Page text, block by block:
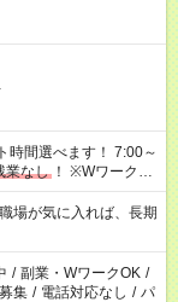
業なし ！ ※Wワークの
業はご案内できませ
会保険への加入対象
原則禁止）により、
合があります
が気に入れば、長期
/ 副業・WワークOK /
集 / 電話対応なし / パ